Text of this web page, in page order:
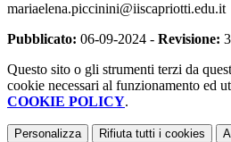
mariaelena.piccinini@iiscapriotti.edu.it
Pubblicato: 06-09-2024 - Revisione:
Questo sito o gli strumenti terzi da
cookie necessari al funzionamento ed
COOKIE POLICY.
Personalizza Rifiuta tutti i cookies